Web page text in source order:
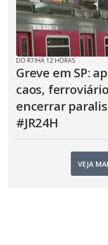
DO R7/HÁ 12 HORAS
Greve em SP:
caos,
encerrar
#JR24H
VEJA